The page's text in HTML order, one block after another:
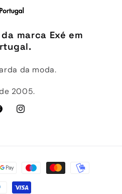
marca Exé em
da moda.
2005.
Instagram